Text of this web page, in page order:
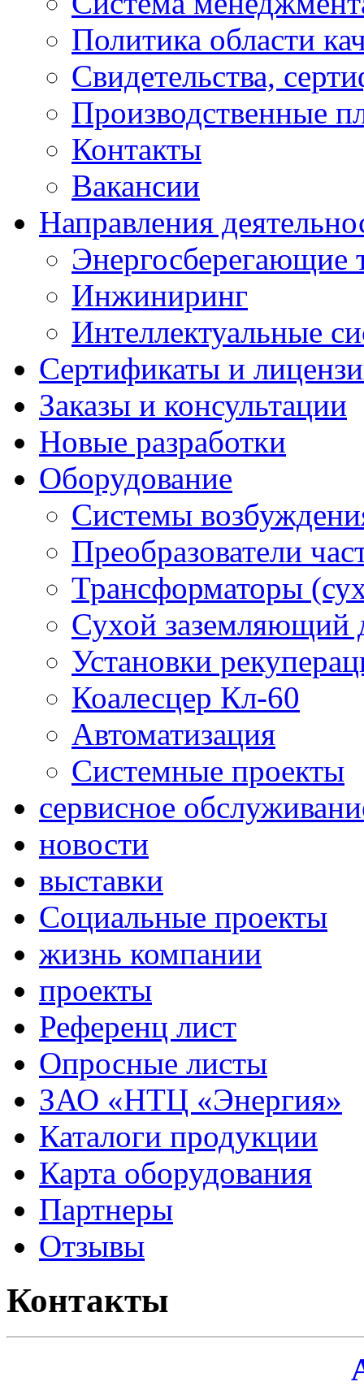
Политика области
Свидетельства,
Производственные
Контакты
Вакансии
Направления
Энергосберегающие
Инжиниринг
Интеллектуальные
Сертификаты и
Заказы и консультации
Новые разработки
Оборудование
Системы
Преобразователи
Трансформаторы
Сухой заземляющий
Установки
Коалесцер Кл-60
Автоматизация
Системные проекты
сервисное
новости
выставки
Социальные проекты
жизнь компании
проекты
Референц лист
Опросные листы
ЗАО «НТЦ «Энергия»
Каталоги продукции
Карта оборудования
Партнеры
Отзывы
Контакты